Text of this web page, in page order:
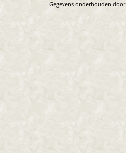
Gegevens onderhouden door